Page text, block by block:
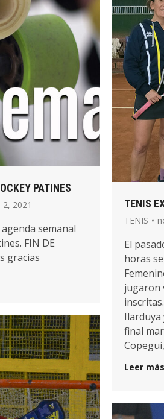
PATINES
2021
semanal
FIN DE
gracias
TENIS
TENIS
El
horas
jugaron
Ilarduya
final
Leer más